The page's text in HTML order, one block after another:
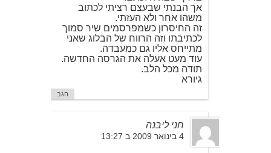
אך הבנתי שבעצם רציתי לכתוב
משהו אחר ולא העזתי.
זה החיסרון כשמפרסמים שיר סמוך
לכתיבתו וזה הרווח של הבלוג שאני
מתייחס אליו גם כמעבדה.
עוד מעט אעלה את הגרסה החדשה.
תודה מכל הלב.
גיורא
הגב
חני ליבנה
4 בינואר 2009 ב 13:27